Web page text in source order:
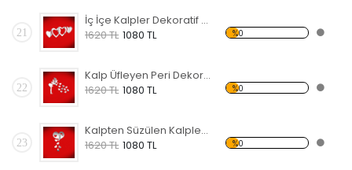
21
İç İçe Kalpler Dekoratif Kırılmaz Ayna
1620 TL 1080 TL %0
22
Kalp Üfleyen Peri Dekoratif Kırılmaz Ayna
1620 TL 1080 TL %0
23
Kalpten Süzülen Kalpler Dekoratif Kırılmaz Ayna
1620 TL 1080 TL %0